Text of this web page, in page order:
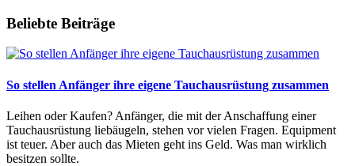
Beliebte Beiträge
So stellen Anfänger ihre eigene Tauchausrüstung zusammen
Leihen oder Kaufen? Anfänger, die mit der Anschaffung einer
Tauchausrüstung liebäugeln, stehen vor vielen Fragen. Equipment
ist teuer. Aber auch das Mieten geht ins Geld. Was man wirklich
besitzen sollte.